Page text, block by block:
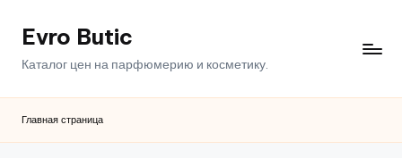
ПерейтиEvro Butic
Каталог цен на парфюмерию и косметику.
Главная страница